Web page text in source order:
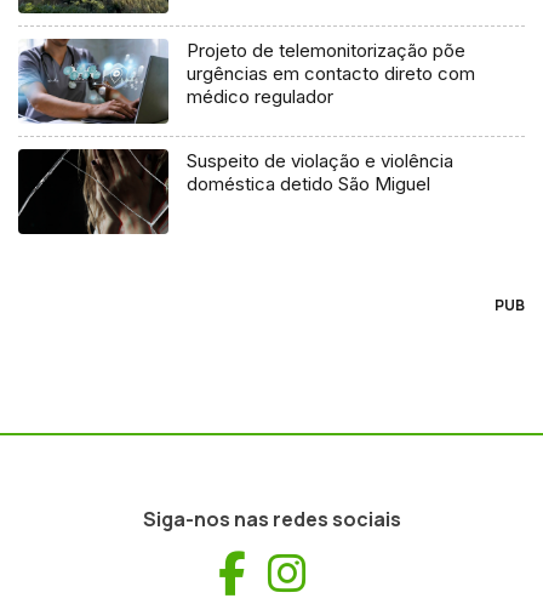
Projeto de telemonitorização põe
urgências em contacto direto com
médico regulador
Suspeito de violação e violência
doméstica detido São Miguel
PUB
Siga-nos nas redes sociais
Facebook